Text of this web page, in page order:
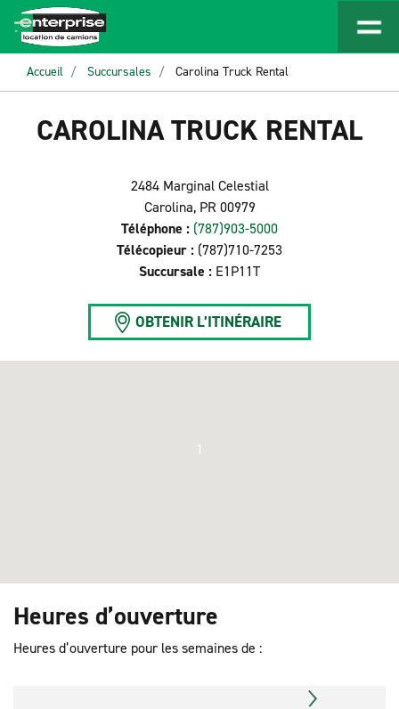
Accueil Succursales Carolina Truck Rental
CAROLINA TRUCK RENTAL
2484 Marginal Celestial
Carolina, PR 00979
Téléphone : (787)903-5000
Télécopieur : (787)710-7253
Succursale : E1P11T
OBTENIR L’ITINÉRAIRE
1
Heures d’ouverture
Heures d’ouverture pour les semaines de :